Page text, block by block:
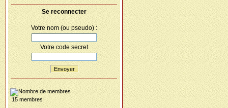
Se reconnecter
---
Votre nom (ou pseudo) :
Votre code secret
Envoyer
15 membres